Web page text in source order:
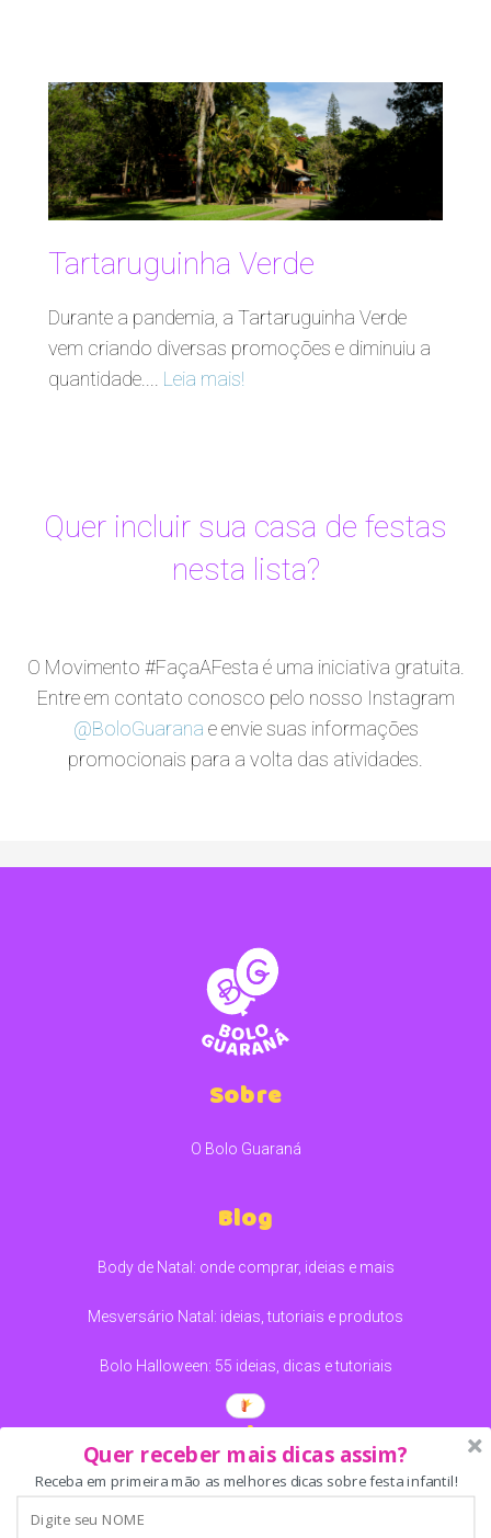
Tartaruguinha Verde
Durante a pandemia, a Tartaruguinha Verde
vem criando diversas promoções e diminuiu a
quantidade.... Leia mais!
Quer incluir sua casa de festas
nesta lista?
O Movimento #FaçaAFesta é uma iniciativa gratuita.
Entre em contato conosco pelo nosso Instagram
@BoloGuarana e envie suas informações
promocionais para a volta das atividades.
Sobre
O Bolo Guaraná
Blog
Body de Natal: onde comprar, ideias e mais
Mesversário Natal: ideias, tutoriais e produtos
Bolo Halloween: 55 ideias, dicas e tutoriais
Redes
Quer receber mais dicas assim?
Receba em primeira mão as melhores dicas sobre festa infantil!